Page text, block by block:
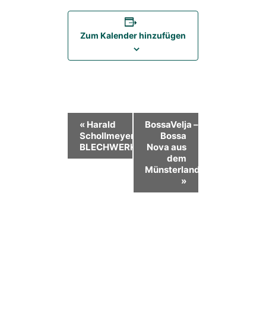
Zum Kalender hinzufügen
Veranstaltung-
Navigation
« Harald
Schollmeyer’s
BLECHWERK
BossaVelja –
Bossa
Nova aus
dem
Münsterland
»